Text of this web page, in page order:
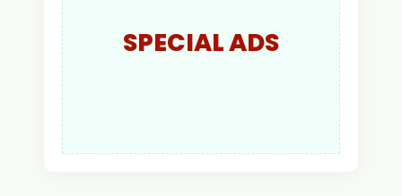
SPECIAL ADS